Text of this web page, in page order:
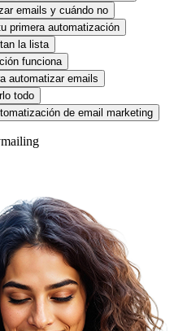
emails y cuándo no
primera automatización
la lista
funciona
automatizar emails
todo
de email marketing